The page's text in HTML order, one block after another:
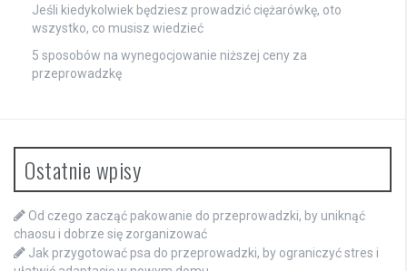
Jeśli kiedykolwiek będziesz prowadzić ciężarówkę, oto
wszystko, co musisz wiedzieć
5 sposobów na wynegocjowanie niższej ceny za
przeprowadzkę
Ostatnie wpisy
Od czego zacząć pakowanie do przeprowadzki, by uniknąć
chaosu i dobrze się zorganizować
Jak przygotować psa do przeprowadzki, by ograniczyć stres i